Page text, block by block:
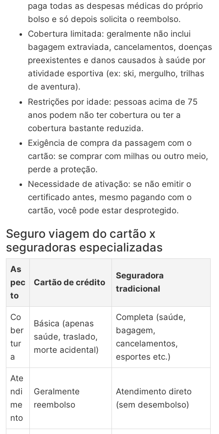
paga todas as despesas médicas do próprio
bolso e só depois solicita o reembolso.
Cobertura limitada: geralmente não inclui
bagagem extraviada, cancelamentos, doenças
preexistentes e danos causados à saúde por
atividade esportiva (ex: ski, mergulho, trilhas
de aventura).
Restrições por idade: pessoas acima de 75
anos podem não ter cobertura ou ter a
cobertura bastante reduzida.
Exigência de compra da passagem com o
cartão: se comprar com milhas ou outro meio,
perde a proteção.
Necessidade de ativação: se não emitir o
certificado antes, mesmo pagando com o
cartão, você pode estar desprotegido.
Seguro viagem do cartão x
seguradoras especializadas
As
pec
to
Cartão de crédito
Seguradora
tradicional
Co
ber
tur
a
Básica (apenas
saúde, traslado,
morte acidental)
Completa (saúde,
bagagem,
cancelamentos,
esportes etc.)
Ate
ndi
me
nto
Geralmente
reembolso
Atendimento direto
(sem desembolso)